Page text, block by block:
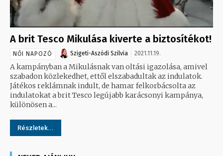
A brit Tesco Mikulása kiverte a biztosítékot!
NŐI NAPOZÓ Szigeti-Aszódi Szilvia 2021.11.19.
A kampányban a Mikulásnak van oltási igazolása, amivel
szabadon közlekedhet, ettől elszabadultak az indulatok.
Játékos reklámnak indult, de hamar felkorbácsolta az
indulatokat a brit Tesco legújabb karácsonyi kampánya,
különösen a...
Részletek...